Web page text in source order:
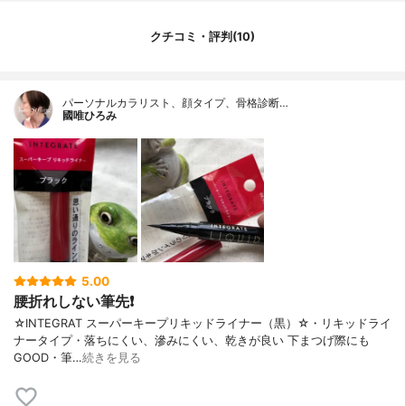
クチコミ・評判(10)
パーソナルカラリスト、顔タイプ、骨格診断…
國唯ひろみ
5.00
腰折れしない筆先❗️
☆INTEGRAT スーパーキープリキッドライナー（黒）☆・リキッドライ
ナータイプ・落ちにくい、滲みにくい、乾きが良い 下まつげ際にも
GOOD・筆…続きを見る